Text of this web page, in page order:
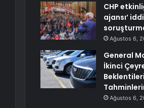
CHP
ajansı’
Ağustos 6,
General
İkinci
Beklentileri
Ağustos 6,